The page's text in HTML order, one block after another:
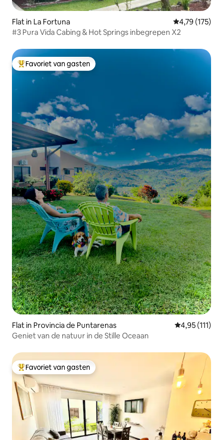
Flat in La Fortuna Gemiddelde
4,79 (175)
#3 Pura Vida Cabing & Hot Springs inbegrepen X2
Topfavoriet van gasten
Favoriet van gasten
Flat in Provincia de Puntarenas Gemiddelde
4,95 (111)
Geniet van de natuur in de Stille Oceaan
Topfavoriet van gasten
Favoriet van gasten